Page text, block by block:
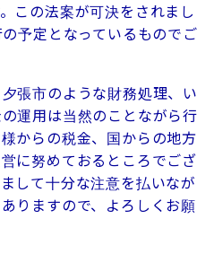
この法案が可決をされまし
予定となっているものでご
張市のような財務処理、い
運用は当然のことながら行
からの税金、国からの地方
に努めておるところでござ
して十分な注意を払いなが
りますので、よろしくお願